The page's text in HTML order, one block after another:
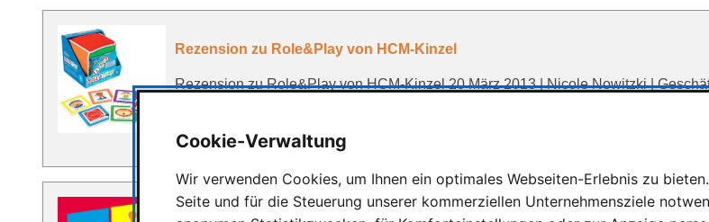
Rezension zu Role&Play von HCM-Kinzel
Rezension zu Role&Play von HCM-Kinzel 20 März 2013 | Nicole Nowitzki |
Cookie-Verwaltung
Wir verwenden Cookies, um Ihnen ein optimales Webseiten-Erlebnis zu
Seite und für die Steuerung unserer kommerziellen Unternehmensziele